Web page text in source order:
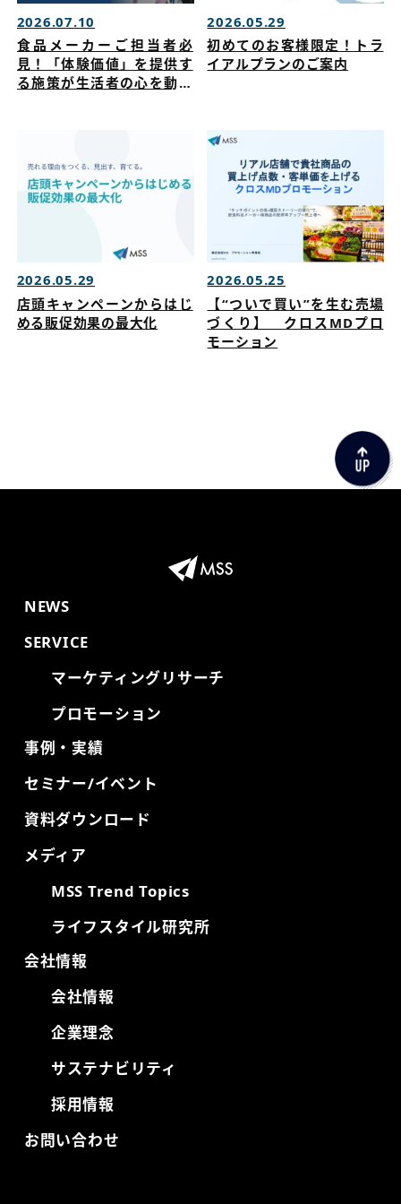
2026.07.10
食品メーカーご担当者必
見！「体験価値」を提供す
る施策が生活者の心を動か
2026.05.29
初めてのお客様限定！トラ
イアルプランのご案内
2026.05.29
店頭キャンペーンからはじ
める販促効果の最大化
2026.05.25
【“ついで買い”を生む売場
づくり】 クロスMDプロ
モーション
NEWS
SERVICE
マーケティングリサーチ
プロモーション
事例・実績
セミナー/イベント
資料ダウンロード
メディア
MSS Trend Topics
ライフスタイル研究所
会社情報
会社情報
企業理念
サステナビリティ
採用情報
お問い合わせ